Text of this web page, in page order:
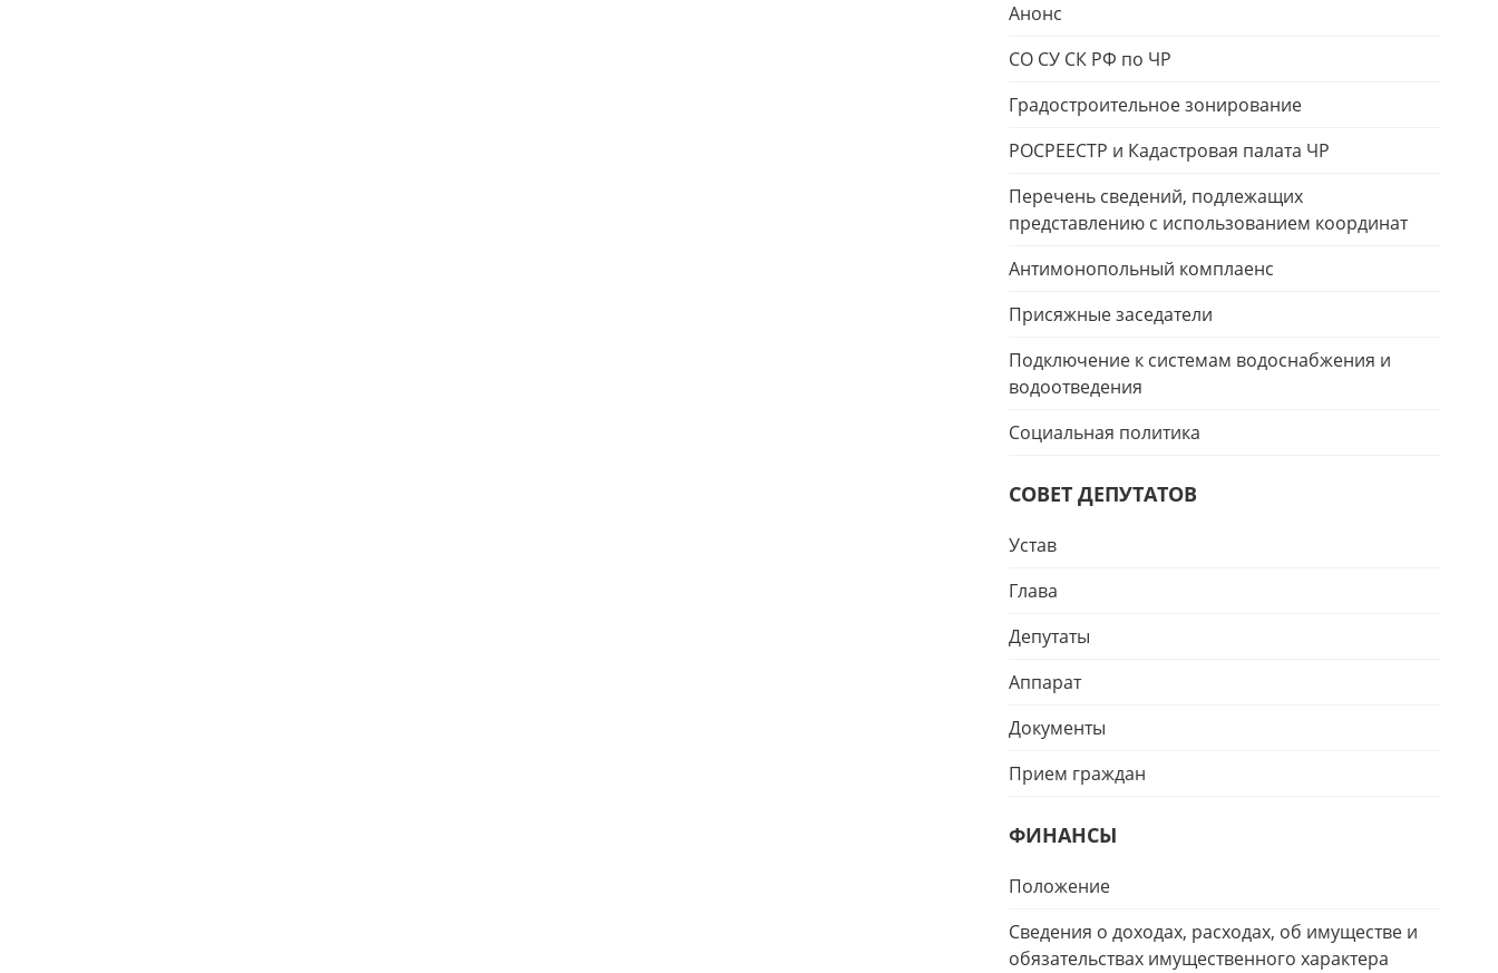
Анонс
СО СУ СК РФ по ЧР
Градостроительное зонирование
РОСРЕЕСТР и Кадастровая палата ЧР
Перечень сведений, подлежащих
представлению с использованием координат
Антимонопольный комплаенс
Присяжные заседатели
Подключение к системам водоснабжения и
водоотведения
Социальная политика
СОВЕТ ДЕПУТАТОВ
Устав
Глава
Депутаты
Аппарат
Документы
Прием граждан
ФИНАНСЫ
Положение
Сведения о доходах, расходах, об имуществе и
обязательствах имущественного характера